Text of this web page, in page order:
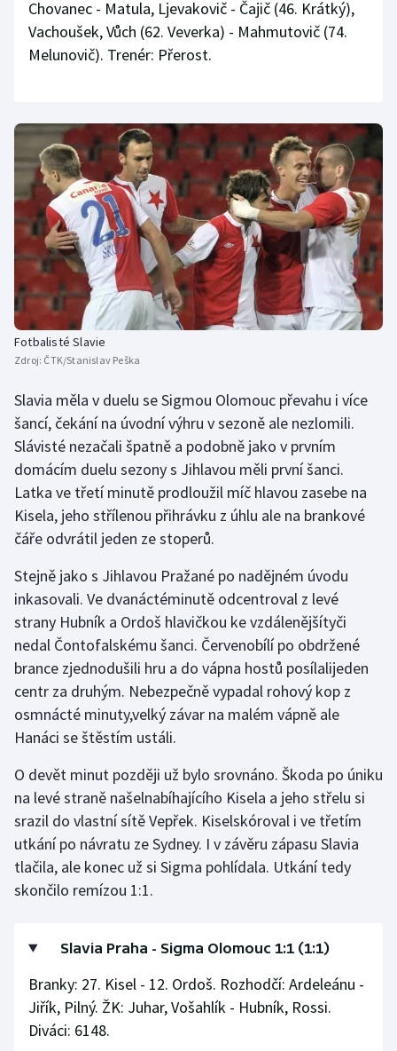
Chovanec - Matula, Ljevakovič - Čajič (46. Krátký),
Vachoušek, Vůch (62. Veverka) - Mahmutovič (74.
Melunovič). Trenér: Přerost.
Fotbalisté Slavie
Zdroj: ČTK/Stanislav Peška
Slavia měla v duelu se Sigmou Olomouc převahu i více
šancí, čekání na úvodní výhru v sezoně ale nezlomili.
Slávisté nezačali špatně a podobně jako v prvním
domácím duelu sezony s Jihlavou měli první šanci.
Latka ve třetí minutě prodloužil míč hlavou zasebe na
Kisela, jeho střílenou přihrávku z úhlu ale na brankové
čáře odvrátil jeden ze stoperů.
Stejně jako s Jihlavou Pražané po nadějném úvodu
inkasovali. Ve dvanáctéminutě odcentroval z levé
strany Hubník a Ordoš hlavičkou ke vzdálenějšítyči
nedal Čontofalskému šanci. Červenobílí po obdržené
brance zjednodušili hru a do vápna hostů posílalijeden
centr za druhým. Nebezpečně vypadal rohový kop z
osmnácté minuty,velký závar na malém vápně ale
Hanáci se štěstím ustáli.
O devět minut později už bylo srovnáno. Škoda po úniku
na levé straně našelnabíhajícího Kisela a jeho střelu si
srazil do vlastní sítě Vepřek. Kiselskóroval i ve třetím
utkání po návratu ze Sydney. I v závěru zápasu Slavia
tlačila, ale konec už si Sigma pohlídala. Utkání tedy
skončilo remízou 1:1.
Slavia Praha - Sigma Olomouc 1:1 (1:1)
Branky: 27. Kisel - 12. Ordoš. Rozhodčí: Ardeleánu -
Jiřík, Pilný. ŽK: Juhar, Vošahlík - Hubník, Rossi.
Diváci: 6148.